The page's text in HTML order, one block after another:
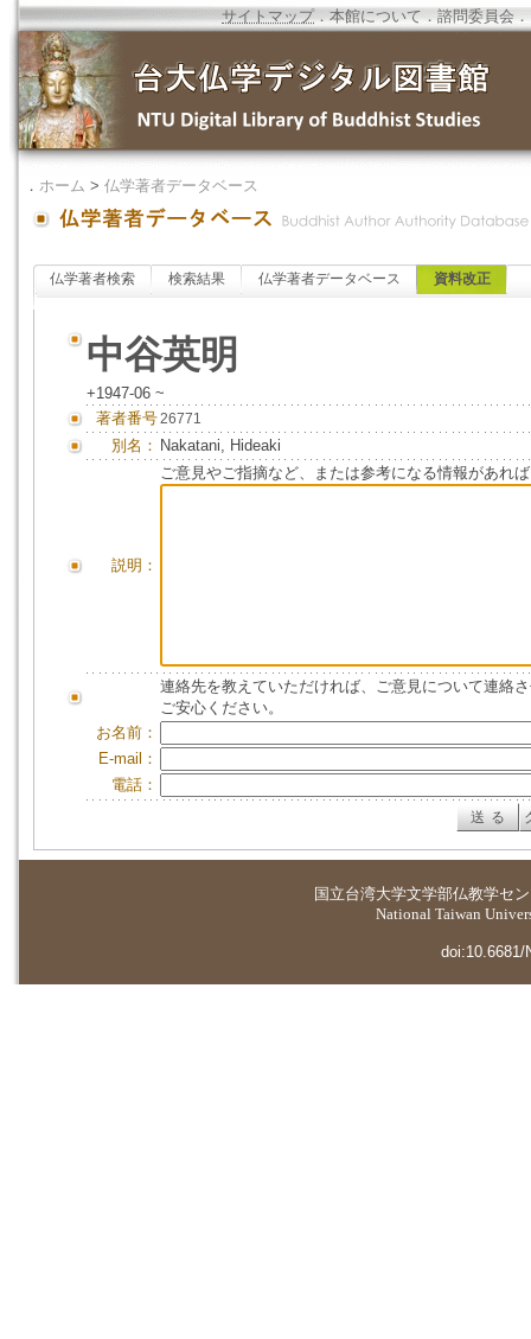
サイトマップ．本館について ．諮問委員会 ．
． ホーム > 仏学著者データベース
仏学著者検索 検索結果 仏学著者データベース 資料改正
中谷英明
+1947-06 ~
著者番号26771
別名： Nakatani, Hideaki
説明：
ご意見やご指摘など、または参考になる情報があれ
連絡先を教えていただければ、ご意見について連絡
ご安心ください。
お名前：
E-mail：
電話：
国立台湾大学文学部仏教学セ
National Taiwan
doi:10.6681/